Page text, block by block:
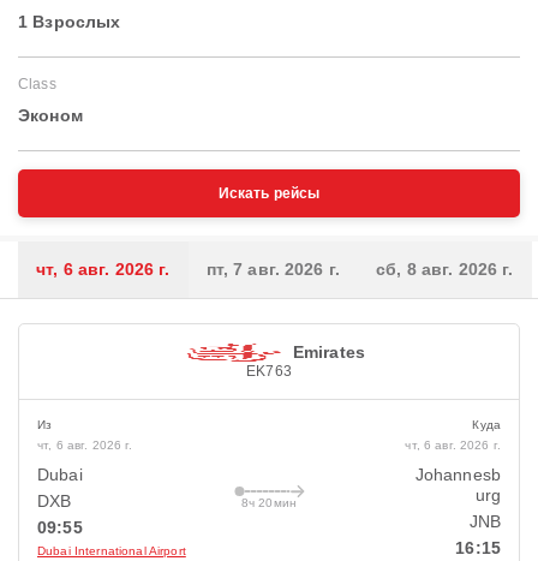
1 Взрослых
Class
Эконом
Искать рейсы
чт, 6 авг. 2026 г. пт, 7 авг. 2026 г. сб, 8 авг. 2026 г.
Emirates
EK763
Из
чт, 6 авг. 2026 г.
Dubai
DXB
09:55
Dubai International Airport
8ч 20мин
Куда
чт, 6 авг. 2026 г.
Johannesb
urg
JNB
16:15